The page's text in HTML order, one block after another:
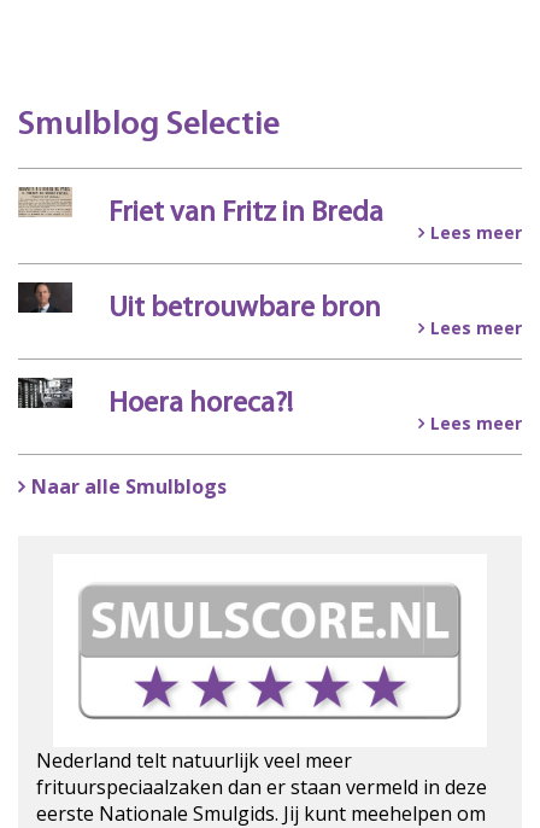
Smulblog Selectie
Friet van Fritz in Breda
Lees meer
Uit betrouwbare bron
Lees meer
Hoera horeca?!
Lees meer
Naar alle Smulblogs
Nederland telt natuurlijk veel meer
frituurspeciaalzaken dan er staan vermeld in deze
eerste Nationale Smulgids. Jij kunt meehelpen om